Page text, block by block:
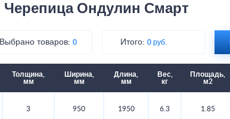
Черепица Ондулин Смарт
Выбрано товаров: 0 Итого:0 руб.
Толщина,
мм
Ширина,
мм
Длина,
мм
Вес,
кг
Площадь,
м2
3 950 1950 6.3 1.85